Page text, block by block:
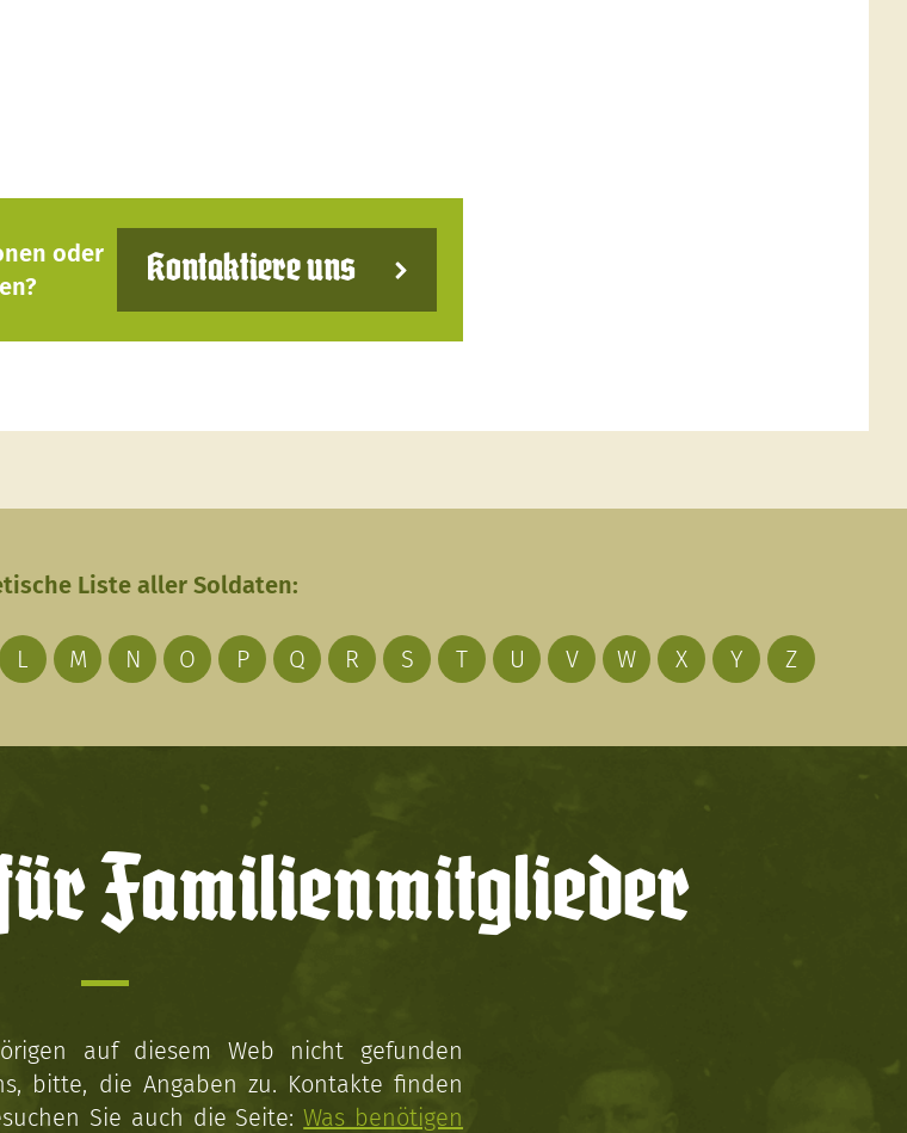
oder
Kontaktiere uns
Liste aller Soldaten:
L M N O P Q R S T U V W X Y Z
Familienmitglieder
auf diesem Web nicht gefunden
bitte, die Angaben zu. Kontakte finden
Sie auch die Seite:Was benötigen